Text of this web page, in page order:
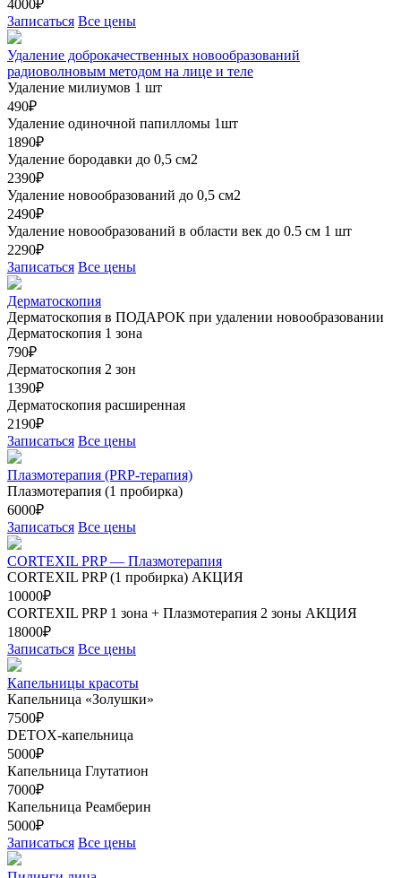
4000₽
Записаться Все цены
Удаление доброкачественных новообразований
радиоволновым методом на лице и теле
Удаление милиумов 1 шт
490₽
Удаление одиночной папилломы 1шт
1890₽
Удаление бородавки до 0,5 см2
2390₽
Удаление новообразований до 0,5 см2
2490₽
Удаление новообразований в области век до 0.5 см 1 шт
2290₽
Записаться Все цены
Дерматоскопия
Дерматоскопия в ПОДАРОК при удалении новообразовании
Дерматоскопия 1 зона
790₽
Дерматоскопия 2 зон
1390₽
Дерматоскопия расширенная
2190₽
Записаться Все цены
Плазмотерапия (PRP-терапия)
Плазмотерапия (1 пробирка)
6000₽
Записаться Все цены
CORTEXIL PRP — Плазмотерапия
CORTEXIL PRP (1 пробирка) АКЦИЯ
10000₽
CORTEXIL PRP 1 зона + Плазмотерапия 2 зоны АКЦИЯ
18000₽
Записаться Все цены
Капельницы красоты
Капельница «Золушки»
7500₽
DETOX-капельница
5000₽
Капельница Глутатион
7000₽
Капельница Реамберин
5000₽
Записаться Все цены